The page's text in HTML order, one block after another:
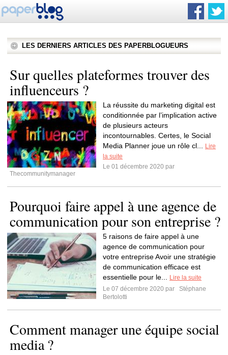
LES DERNIERS ARTICLES DES PAPERBLOGUEURS
Sur quelles plateformes trouver des
influenceurs ?
La réussite du marketing digital est
conditionnée par l’implication active
de plusieurs acteurs
incontournables. Certes, le Social
Media Planner joue un rôle cl...
Lire
la suite
Le 01 décembre 2020 par
Thecommunitymanager
Pourquoi faire appel à une agence de
communication pour son entreprise ?
5 raisons de faire appel à une
agence de communication pour
votre entreprise Avoir une stratégie
de communication efficace est
essentielle pour le...
Lire la suite
Le 07 décembre 2020 par
Stéphane
Bertolotti
Comment manager une équipe social
media ?